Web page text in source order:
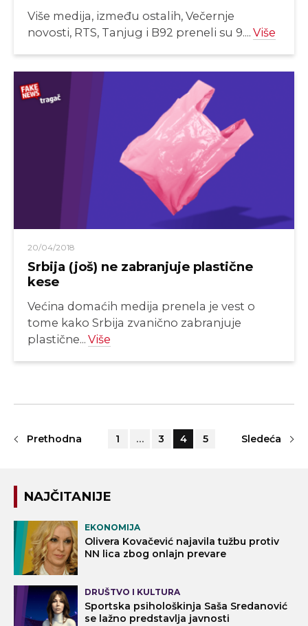
Više medija, između ostalih, Večernje
novosti, RTS, Tanjug i B92 preneli su 9.... Više
20/04/2018
Srbija (još) ne zabranjuje plastične
kese
Većina domaćih medija prenela je vest o
tome kako Srbija zvanično zabranjuje
plastične... Više
Prethodna 1 … 3 4 5 Sledeća
NAJČITANIJE
EKONOMIJA
Olivera Kovačević najavila tužbu protiv
NN lica zbog onlajn prevare
DRUŠTVO I KULTURA
Sportska psihološkinja Saša Sredanović
se lažno predstavlja javnosti